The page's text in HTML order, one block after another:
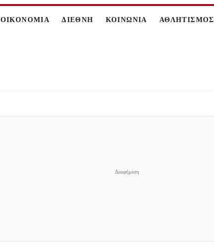
ΟΙΚΟΝΟΜΙΑ ΔΙΕΘΝΗ ΚΟΙΝΩΝΙΑ ΑΘΛΗΤΙΣΜΟΣ